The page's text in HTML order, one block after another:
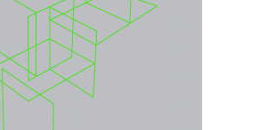
Czainy.
40.00zł 26.00
KSIĄŻKA DO KOSZYKA